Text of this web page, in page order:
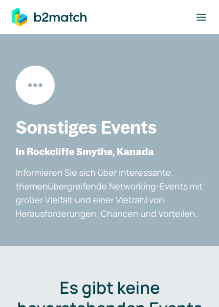
springen
Sonstiges Events
In Rockcliffe Smythe, Kanada
Informieren Sie sich über interessante,
themenübergreifende Networking-Events mit
großer Vielfalt und einer Vielzahl von
Herausforderungen, Chancen und Vorteilen.
Es gibt keine